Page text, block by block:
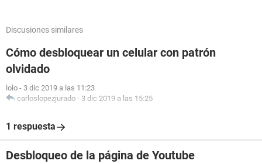
Discusiones similares
Cómo desbloquear un celular con patrón
olvidado
lolo - 3 dic 2019 a las 11:23
carloslopezjurado - 3 dic 2019 a las 15:25
1 respuesta
Desbloqueo de la página de Youtube